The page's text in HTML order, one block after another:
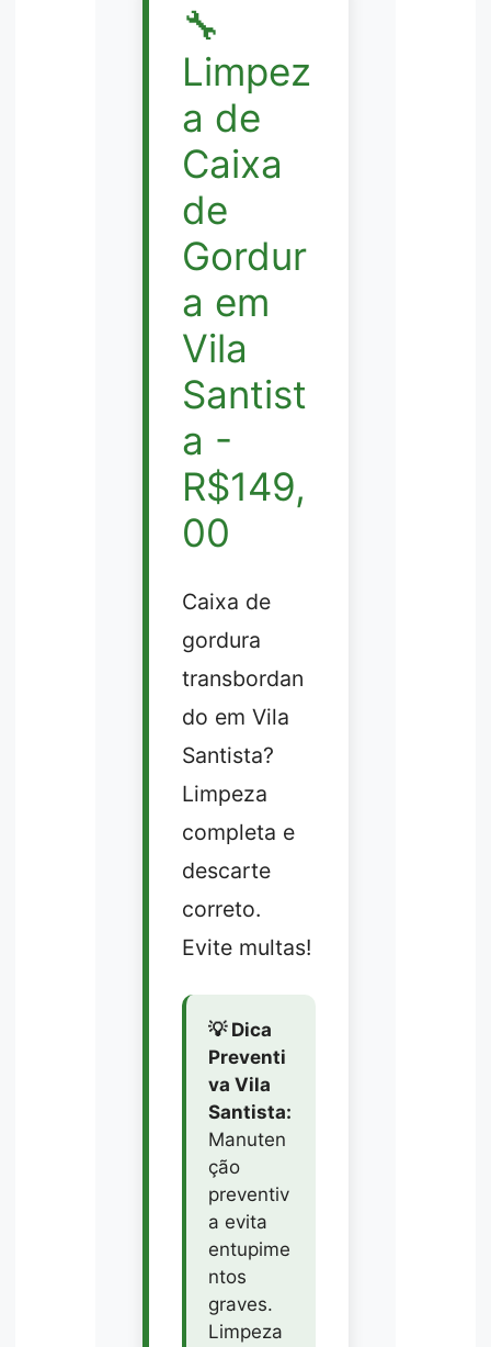
🔧
Limpez
a de
Caixa
de
Gordur
a em
Vila
Santist
a -
R$149,
00
Caixa de
gordura
transbordan
do em Vila
Santista?
Limpeza
completa e
descarte
correto.
Evite multas!
💡 Dica
Preventi
va Vila
Santista:
Manuten
ção
preventiv
a evita
entupime
ntos
graves.
Limpeza